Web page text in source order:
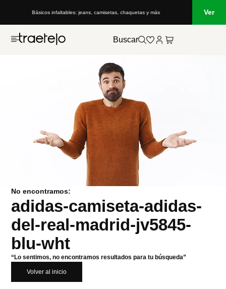
Básicos infaltables: jeans, camisetas, chaquetas y más Ver
Buscar
No encontramos:
adidas-camiseta-adidas-
del-real-madrid-jv5845-
blu-wht
“Lo sentimos, no encontramos resultados para tu búsqueda”
Volver al inicio